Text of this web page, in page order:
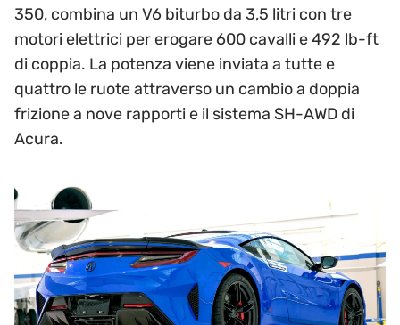
350, combina un V6 biturbo da 3,5 litri con tre
motori elettrici per erogare 600 cavalli e 492 lb-ft
di coppia. La potenza viene inviata a tutte e
quattro le ruote attraverso un cambio a doppia
frizione a nove rapporti e il sistema SH-AWD di
Acura.